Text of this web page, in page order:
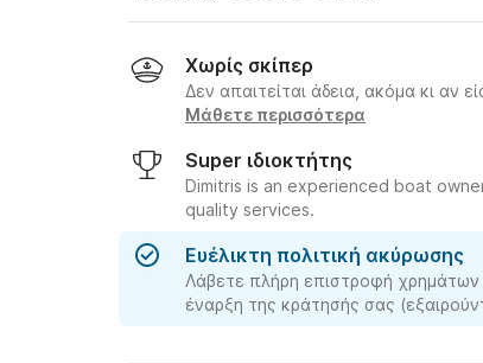
Χωρίς σκίπερ
Δεν απαιτείται άδεια, ακόμα κι αν
Μάθετε περισσότερα
Super ιδιοκτήτης
Dimitris is an experienced boat
quality services.
Ευέλικτη πολιτική ακύρωσης
Λάβετε πλήρη επιστροφή
έναρξη της κράτησής σας